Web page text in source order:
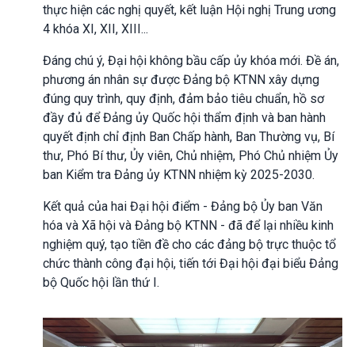
thực hiện các nghị quyết, kết luận Hội nghị Trung ương
4 khóa XI, XII, XIII...
Đáng chú ý, Đại hội không bầu cấp ủy khóa mới. Đề án,
phương án nhân sự được Đảng bộ KTNN xây dựng
đúng quy trình, quy định, đảm bảo tiêu chuẩn, hồ sơ
đầy đủ để Đảng ủy Quốc hội thẩm định và ban hành
quyết định chỉ định Ban Chấp hành, Ban Thường vụ, Bí
thư, Phó Bí thư, Ủy viên, Chủ nhiệm, Phó Chủ nhiệm Ủy
ban Kiểm tra Đảng ủy KTNN nhiệm kỳ 2025-2030.
Kết quả của hai Đại hội điểm - Đảng bộ Ủy ban Văn
hóa và Xã hội và Đảng bộ KTNN - đã để lại nhiều kinh
nghiệm quý, tạo tiền đề cho các đảng bộ trực thuộc tổ
chức thành công đại hội, tiến tới Đại hội đại biểu Đảng
bộ Quốc hội lần thứ I.